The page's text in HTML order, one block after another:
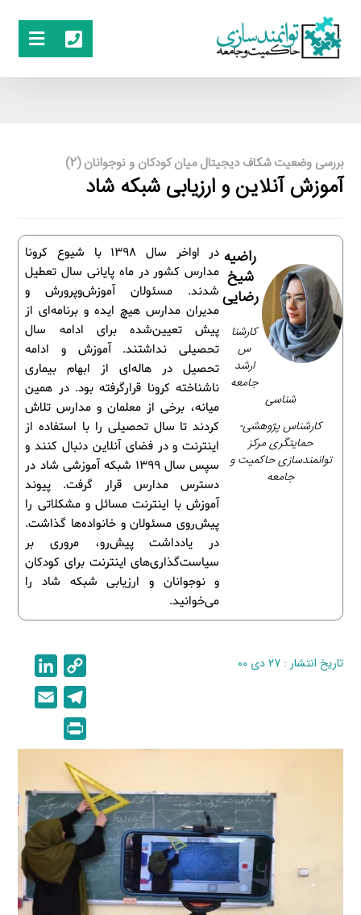
بررسی وضعیت شکاف دیجیتال میان کودکان و نوجوانان (2)
آموزش آنلاین و ارزیابی شبکه شاد
در اواخر سال 1398 با شیوع کرونا
مدارس کشور در ماه پایانی سال تعطیل
شدند. مسئولان آموزش‌وپرورش و
مدیران مدارس هیچ ایده و برنامه‌ای از
پیش تعیین‌شده برای ادامه سال
تحصیلی نداشتند. آموزش و ادامه
تحصیل در هاله‌ای از ابهام بیماری
ناشناخته کرونا قرارگرفته بود. در همین
میانه، برخی از معلمان و مدارس تلاش
کردند تا سال تحصیلی را با استفاده از
اینترنت و در فضای آنلاین دنبال کنند و
سپس سال 1399 شبکه آموزشی شاد در
دسترس مدارس قرار گرفت. پیوند
آموزش با اینترنت مسائل و مشکلاتی را
پیش‌روی مسئولان و خانواده‌ها گذاشت.
در یادداشت پیش‌رو، مروری بر
سیاست‌گذاری‌های اینترنت برای کودکان
و نوجوانان و ارزیابی شبکه شاد را
می‌خوانید.
راضیه
شیخ
رضایی
کارشنا
س
ارشد
جامعه
شناسی
کارشناس پژوهشی-
حمایتگری مرکز
توانمندسازی حاکمیت و
جامعه
تاریخ انتشار : ۲۷ دی ۰۰
o
p
y
L
n
k
i
n
e
I
n
e
l
e
g
r
a
m
l
r
n
t